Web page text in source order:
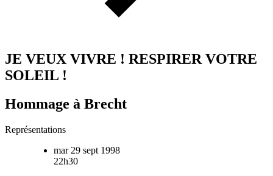
JE VEUX VIVRE ! RESPIRER VOTRE
SOLEIL !
Hommage à Brecht
Représentations
mar 29 sept 1998
22h30